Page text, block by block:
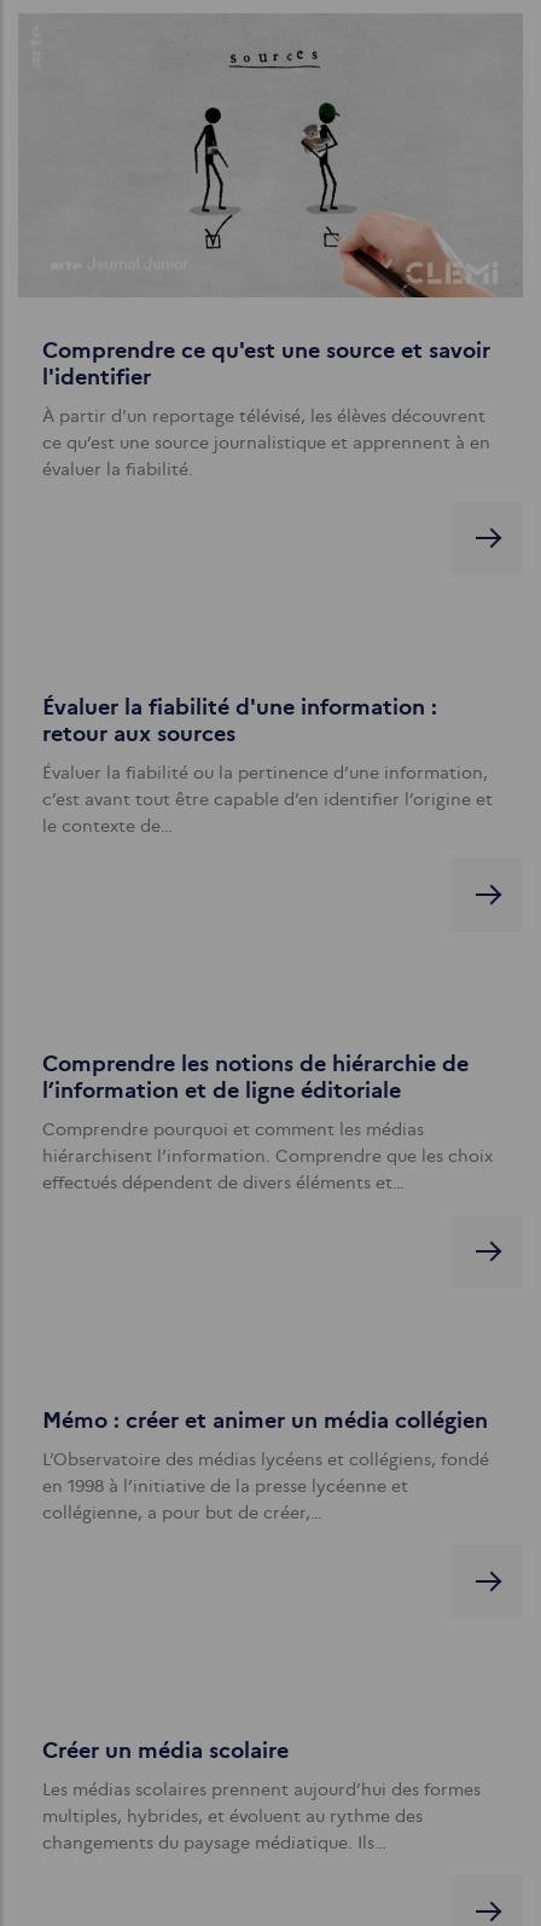
Comprendre ce qu'est une source et savoir
l'identifier
À partir d'un reportage télévisé, les élèves découvrent
ce qu’est une source journalistique et apprennent à en
évaluer la fiabilité.
Évaluer la fiabilité d'une information :
retour aux sources
Évaluer la fiabilité ou la pertinence d’une information,
c’est avant tout être capable d’en identifier l’origine et
le contexte de…
Comprendre les notions de hiérarchie de
l’information et de ligne éditoriale
Comprendre pourquoi et comment les médias
hiérarchisent l’information. Comprendre que les choix
effectués dépendent de divers éléments et…
Mémo : créer et animer un média collégien
L’Observatoire des médias lycéens et collégiens, fondé
en 1998 à l’initiative de la presse lycéenne et
collégienne, a pour but de créer,…
Créer un média scolaire
Les médias scolaires prennent aujourd’hui des formes
multiples, hybrides, et évoluent au rythme des
changements du paysage médiatique. Ils…